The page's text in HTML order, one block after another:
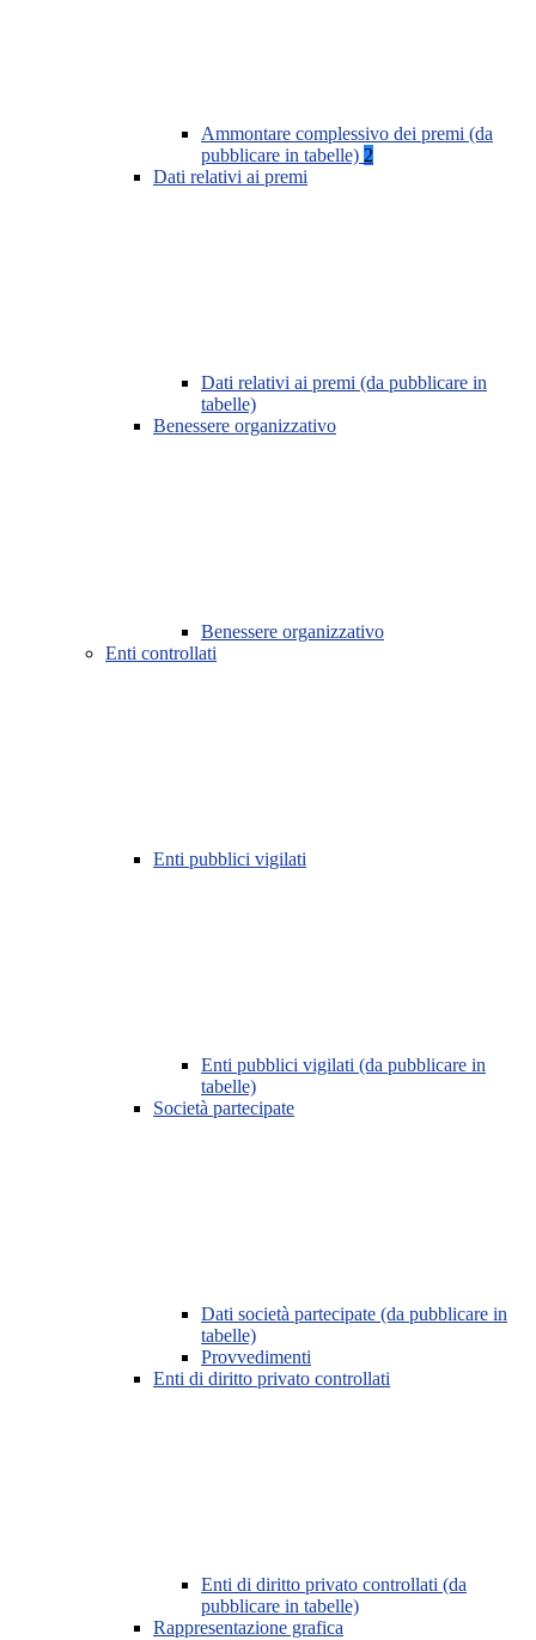
Ammontare complessivo dei premi (da
pubblicare in tabelle) 2
Dati relativi ai premi
Dati relativi ai premi (da pubblicare in
tabelle)
Benessere organizzativo
Benessere organizzativo
Enti controllati
Enti pubblici vigilati
Enti pubblici vigilati (da pubblicare in
tabelle)
Società partecipate
Dati società partecipate (da pubblicare in
tabelle)
Provvedimenti
Enti di diritto privato controllati
Enti di diritto privato controllati (da
pubblicare in tabelle)
Rappresentazione grafica